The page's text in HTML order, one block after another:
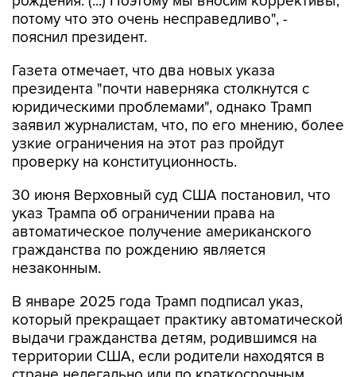
пояснил президент.
Газета отмечает, что два новых указа
юридическими проблемами", однако Трамп
заявил журналистам, что, по его мнению, более
узкие ограничения на этот раз пройдут
проверку на конституционность.
30 июня Верховный суд США постановил, что
автоматическое получение американского
гражданства по рождению является
незаконным.
В январе 2025 года Трамп подписал указ,
выдачи гражданства детям, родившимся на
территории США, если родители находятся в
стране нелегально или по краткосрочным
визам.